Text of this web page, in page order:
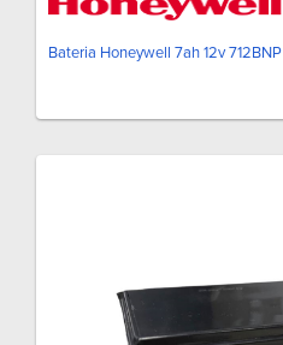
Bateria Honeywell 7ah 12v 712BNP